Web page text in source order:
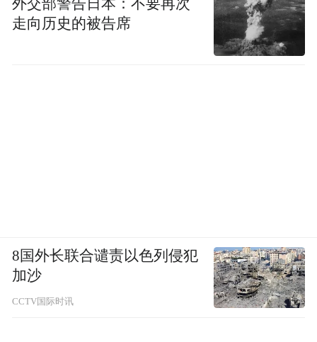
外交部警告日本：不要再次
走向历史的被告席
8国外长联合谴责以色列侵犯
加沙
CCTV国际时讯